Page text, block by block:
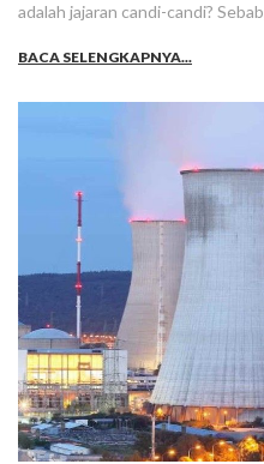
adalah jajaran candi-candi?
BACA SELENGKAPNYA...